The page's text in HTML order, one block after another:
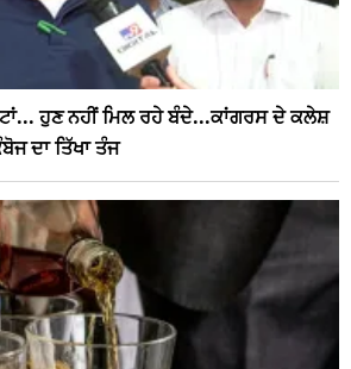
ਹੁਣ ਨਹੀਂ ਮਿਲ ਰਹੇ ਬੰਦੇ...ਕਾਂਗਰਸ ਦੇ ਕਲੇਸ਼
ਦਾ ਤਿੱਖਾ ਤੰਜ